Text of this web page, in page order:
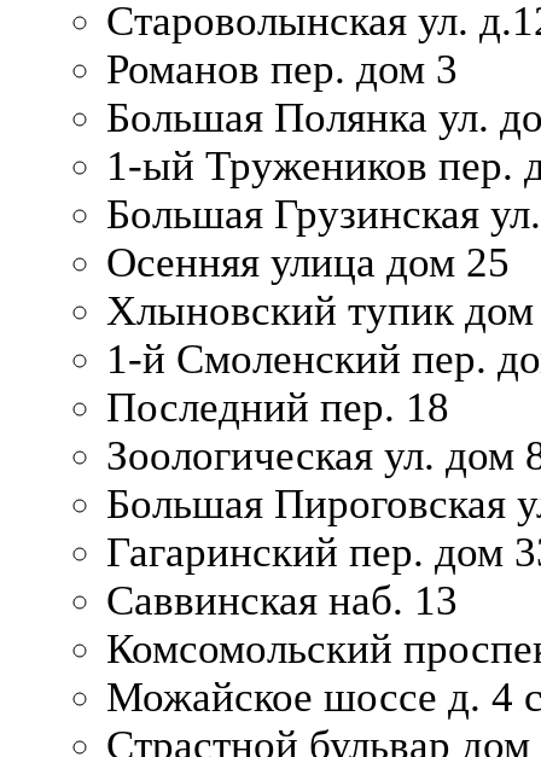
Староволынская ул.
Романов пер. дом 3
Большая Полянка ул.
1-ый Тружеников пер.
Большая Грузинская
Осенняя улица дом 25
Хлыновский тупик
1-й Смоленский пер.
Последний пер. 18
Зоологическая ул. дом
Большая Пироговская
Гагаринский пер. дом
Саввинская наб. 13
Комсомольский
Можайское шоссе д. 4
Страстной бульвар дом